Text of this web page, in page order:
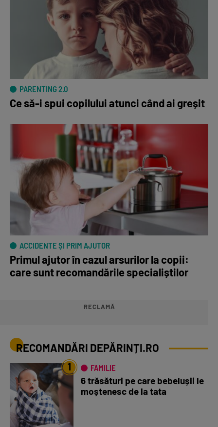
PARENTING 2.0
Ce să-i spui copilului atunci când ai greșit
ACCIDENTE ȘI PRIM AJUTOR
Primul ajutor în cazul arsurilor la copii:
care sunt recomandările specialiștilor
RECLAMĂ
RECOMANDĂRI DEPĂRINȚI.RO
1 FAMILIE
6 trăsături pe care bebelușii le
moștenesc de la tata